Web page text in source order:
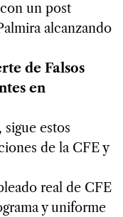
un post
alcanzando
de Falsos
en
sigue estos
de la CFE y
real de CFE
y uniforme